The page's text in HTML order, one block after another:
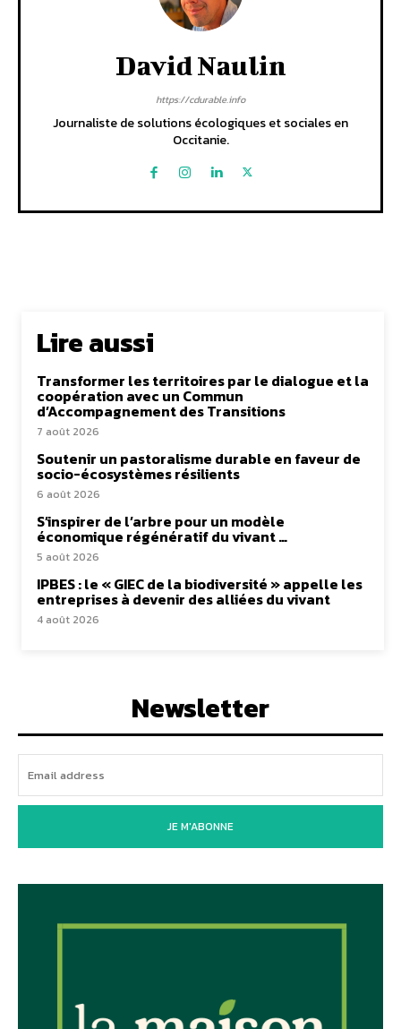
David Naulin
https://cdurable.info
Journaliste de solutions écologiques et sociales en
Occitanie.
Lire aussi
Transformer les territoires par le dialogue et la
coopération avec un Commun
d’Accompagnement des Transitions
7 août 2026
Soutenir un pastoralisme durable en faveur de
socio-écosystèmes résilients
6 août 2026
S’inspirer de l’arbre pour un modèle
économique régénératif du vivant …
5 août 2026
IPBES : le « GIEC de la biodiversité » appelle les
entreprises à devenir des alliées du vivant
4 août 2026
Newsletter
JE M'ABONNE